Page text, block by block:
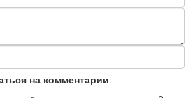
на комментарии